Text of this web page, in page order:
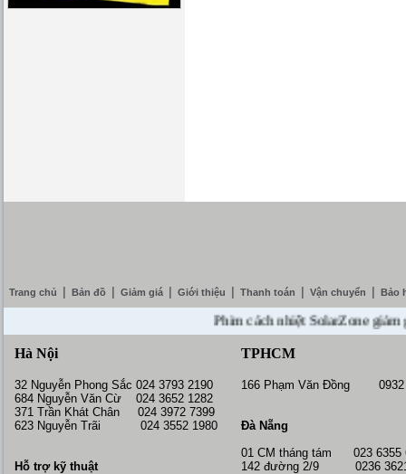
Trang chủ Bản đồ Giảm giá Giới thiệu Thanh toán Vận chuyển Bảo
Phim cách nhiệt SolarZone giảm giá
Hà Nội
32 Nguyễn Phong Sắc 024 3793 2190
684 Nguyễn Văn Cừ 024 3652 1282
371 Trần Khát Chân 024 3972 7399
623 Nguyễn Trãi 024 3552 1980
Hỗ trợ kỹ thuật
TPHCM
166 Phạm Văn Đồng 0932
Đà Nẵng
01 CM tháng tám 023 6355
142 đường 2/9 0236